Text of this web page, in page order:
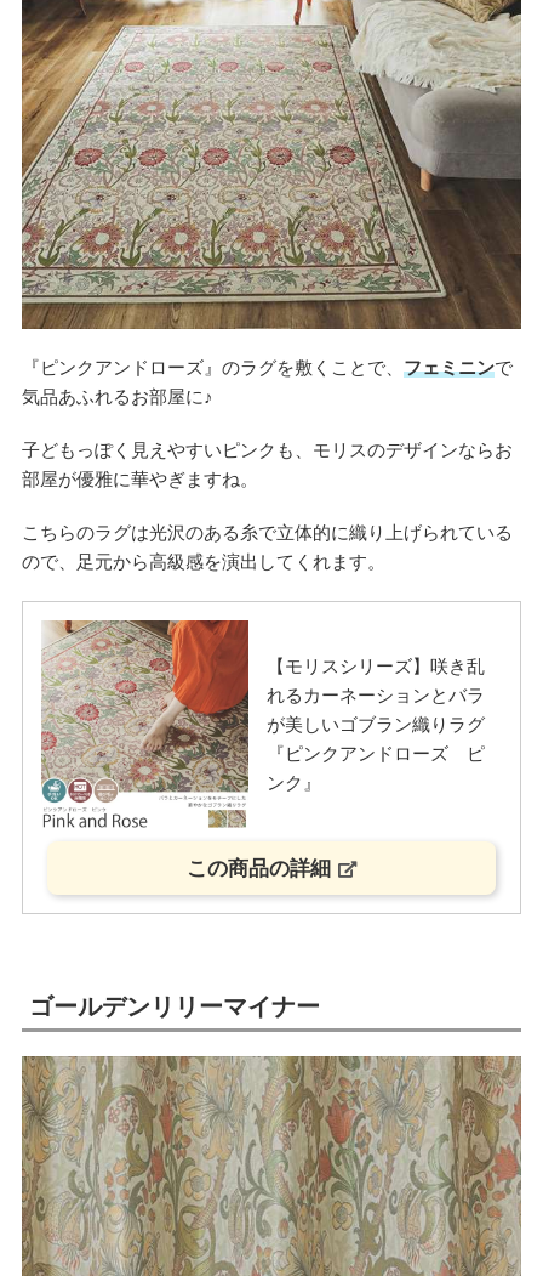
『ピンクアンドローズ』のラグを敷くことで、 フェミニンで
気品あふれるお部屋に♪
子どもっぽく見えやすいピンクも、モリスのデザインならお
部屋が優雅に華やぎますね。
こちらのラグは光沢のある糸で立体的に織り上げられている
ので、足元から高級感を演出してくれます。
【モリスシリーズ】咲き乱
れるカーネーションとバラ
が美しいゴブラン織りラグ
『ピンクアンドローズ ピ
ンク』
この商品の詳細
ゴールデンリリーマイナー